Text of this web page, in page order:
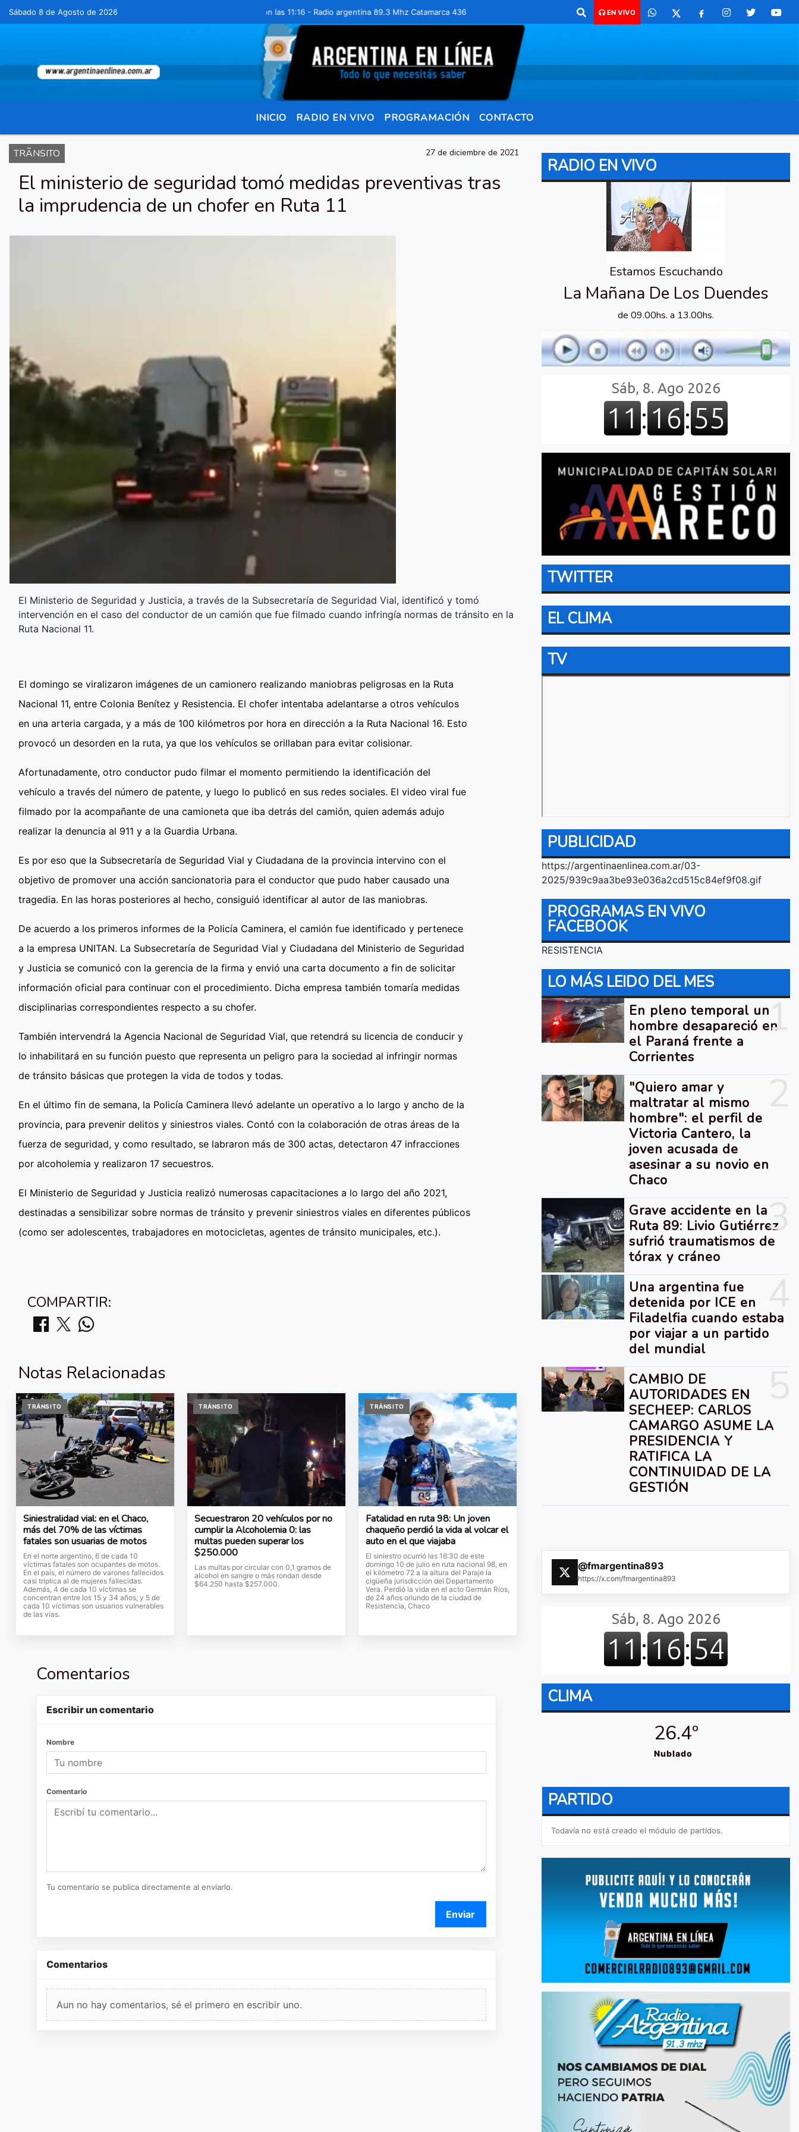
Sábado 8 de Agosto de 2026Hoy es Sábado 8 de Agosto de 2026 y son las 11:16 - Radio argentina 89.3 Mhz Catamarca 436 Resistencia Chaco para comunicarte 362 4879579 Radio argentina 89.3 Mhz Catamarca 436
EN VIVO
INICIO RADIO EN VIVO PROGRAMACIÓN CONTACTO
TRÃNSITO 27 de diciembre de 2021
El ministerio de seguridad tomó medidas preventivas tras
la imprudencia de un chofer en Ruta 11
El Ministerio de Seguridad y Justicia, a través de la Subsecretaría de Seguridad Vial, identificó y tomó
intervención en el caso del conductor de un camión que fue filmado cuando infringía normas de tránsito en la
Ruta Nacional 11.
El domingo se viralizaron imágenes de un camionero realizando maniobras peligrosas en la Ruta
Nacional 11, entre Colonia Benítez y Resistencia. El chofer intentaba adelantarse a otros vehículos
en una arteria cargada, y a más de 100 kilómetros por hora en dirección a la Ruta Nacional 16. Esto
provocó un desorden en la ruta, ya que los vehículos se orillaban para evitar colisionar.
Afortunadamente, otro conductor pudo filmar el momento permitiendo la identificación del
vehículo a través del número de patente, y luego lo publicó en sus redes sociales. El video viral fue
filmado por la acompañante de una camioneta que iba detrás del camión, quien además adujo
realizar la denuncia al 911 y a la Guardia Urbana.
Es por eso que la Subsecretaría de Seguridad Vial y Ciudadana de la provincia intervino con el
objetivo de promover una acción sancionatoria para el conductor que pudo haber causado una
tragedia. En las horas posteriores al hecho, consiguió identificar al autor de las maniobras.
De acuerdo a los primeros informes de la Policía Caminera, el camión fue identificado y pertenece
a la empresa UNITAN. La Subsecretaría de Seguridad Vial y Ciudadana del Ministerio de Seguridad
y Justicia se comunicó con la gerencia de la firma y envió una carta documento a fin de solicitar
información oficial para continuar con el procedimiento. Dicha empresa también tomaría medidas
disciplinarias correspondientes respecto a su chofer.
También intervendrá la Agencia Nacional de Seguridad Vial, que retendrá su licencia de conducir y
lo inhabilitará en su función puesto que representa un peligro para la sociedad al infringir normas
de tránsito básicas que protegen la vida de todos y todas.
En el último fin de semana, la Policía Caminera llevó adelante un operativo a lo largo y ancho de la
provincia, para prevenir delitos y siniestros viales. Contó con la colaboración de otras áreas de la
fuerza de seguridad, y como resultado, se labraron más de 300 actas, detectaron 47 infracciones
por alcoholemia y realizaron 17 secuestros.
El Ministerio de Seguridad y Justicia realizó numerosas capacitaciones a lo largo del año 2021,
destinadas a sensibilizar sobre normas de tránsito y prevenir siniestros viales en diferentes públicos
(como ser adolescentes, trabajadores en motocicletas, agentes de tránsito municipales, etc.).
COMPARTIR:
Notas Relacionadas
TRÁNSITO
Siniestralidad vial: en el Chaco,
más del 70% de las víctimas
fatales son usuarias de motos
En el norte argentino, 6 de cada 10
víctimas fatales son ocupantes de motos.
En el país, el número de varones fallecidos
casi triplica al de mujeres fallecidas.
Además, 4 de cada 10 víctimas se
concentran entre los 15 y 34 años; y 5 de
cada 10 víctimas son usuarios vulnerables
de las vías.
TRÁNSITO
Secuestraron 20 vehículos por no
cumplir la Alcoholemia 0: las
multas pueden superar los
$250.000
Las multas por circular con 0,1 gramos de
alcohol en sangre o más rondan desde
$64.250 hasta $257.000.
TRÁNSITO
Fatalidad en ruta 98: Un joven
chaqueño perdió la vida al volcar el
auto en el que viajaba
El siniestro ocurrió las 16:30 de este
domingo 10 de julio en ruta nacional 98, en
el kilómetro 72 a la altura del Paraje la
cigüeña jurisdicción del Departamento
Vera. Perdió la vida en el acto Germán Ríos,
de 24 años oriundo de la ciudad de
Resistencia, Chaco
Comentarios
Escribir un comentario
Nombre
Comentario
Tu comentario se publica directamente al enviarlo.
Enviar
Comentarios
Aun no hay comentarios, sé el primero en escribir uno.
RADIO EN VIVO
Estamos Escuchando
La Mañana De Los Duendes
de 09.00hs. a 13.00hs.
TWITTER
EL CLIMA
TV
PUBLICIDAD
https://argentinaenlinea.com.ar/03-
2025/939c9aa3be93e036a2cd515c84ef9f08.gif
PROGRAMAS EN VIVO
FACEBOOK
RESISTENCIA
LO MÁS LEIDO DEL MES
1
En pleno temporal un
hombre desapareció en
el Paraná frente a
Corrientes
"Quiero amar y
maltratar al mismo
hombre": el perfil de
Victoria Cantero, la
joven acusada de
asesinar a su novio en
Chaco
3
Grave accidente en la
Ruta 89: Livio Gutiérrez
sufrió traumatismos de
tórax y cráneo
Una argentina fue
detenida por ICE en
Filadelfia cuando estaba
por viajar a un partido
del mundial
CAMBIO DE
AUTORIDADES EN
SECHEEP: CARLOS
CAMARGO ASUME LA
PRESIDENCIA Y
RATIFICA LA
CONTINUIDAD DE LA
GESTIÓN
@fmargentina893
https://x.com/fmargentina893
CLIMA
26.4º
Nublado
PARTIDO
Todavía no está creado el módulo de partidos.